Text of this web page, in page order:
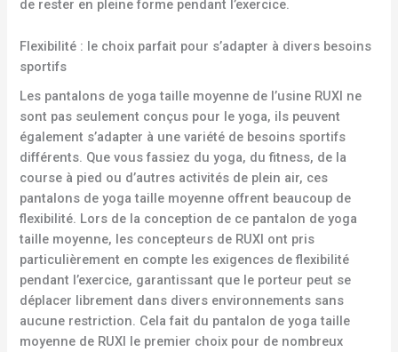
de rester en pleine forme pendant l’exercice.
Flexibilité : le choix parfait pour s’adapter à divers besoins
sportifs
Les pantalons de yoga taille moyenne de l’usine RUXI ne
sont pas seulement conçus pour le yoga, ils peuvent
également s’adapter à une variété de besoins sportifs
différents. Que vous fassiez du yoga, du fitness, de la
course à pied ou d’autres activités de plein air, ces
pantalons de yoga taille moyenne offrent beaucoup de
flexibilité. Lors de la conception de ce pantalon de yoga
taille moyenne, les concepteurs de RUXI ont pris
particulièrement en compte les exigences de flexibilité
pendant l’exercice, garantissant que le porteur peut se
déplacer librement dans divers environnements sans
aucune restriction. Cela fait du pantalon de yoga taille
moyenne de RUXI le premier choix pour de nombreux